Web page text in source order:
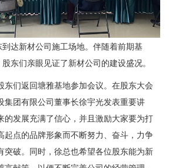
达新材公司施工场地。伴随着前期基
东们亲眼见证了新材公司的建设盛况。
东们返回塘雅基地参加会议。在股东大会
集团有限公司董事长徐宇光发表重要讲
的发展充满了信心，并且激励大家要为打
起点的品牌形象而不断努力、奋斗，力争
突破。同时，徐总也希望各位股东能为新